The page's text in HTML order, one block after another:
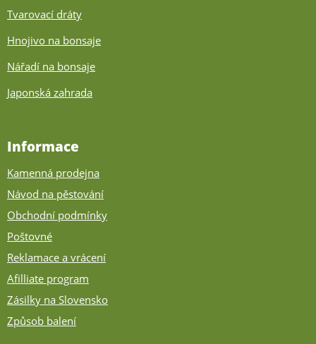
Tvarovací dráty
Hnojivo na bonsaje
Nářadí na bonsaje
Japonská zahrada
Informace
Kamenná prodejna
Návod na pěstování
Obchodní podmínky
Poštovné
Reklamace a vrácení
Afilliate program
Zásilky na Slovensko
Způsob balení